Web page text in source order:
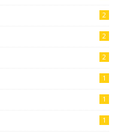
2
2
2
1
1
1